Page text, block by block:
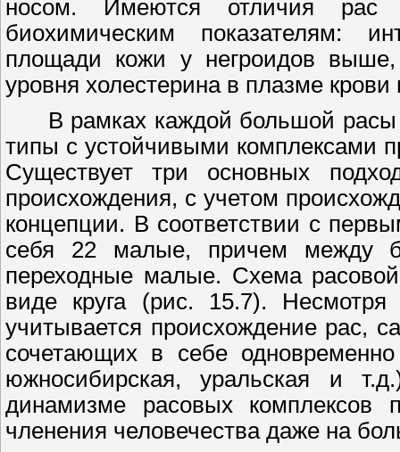
носом. Имеются отличия
биохимическим показателям:
площади кожи у негроидов выше,
уровня холестерина в плазме
В рамках каждой большой расы
типы с устойчивыми комплексами
Существует три основных
происхождения, с учетом
концепции. В соответствии с
себя 22малые, причем между
переходные малые. Схема
виде круга (рис. 15.7).
учитывается происхождение рас,
сочетающих в себе
южносибирская, уральская и
динамизме расовых комплексов
членения человечества даже на